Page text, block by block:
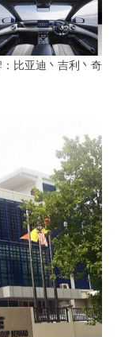
比亚迪丶吉利丶奇